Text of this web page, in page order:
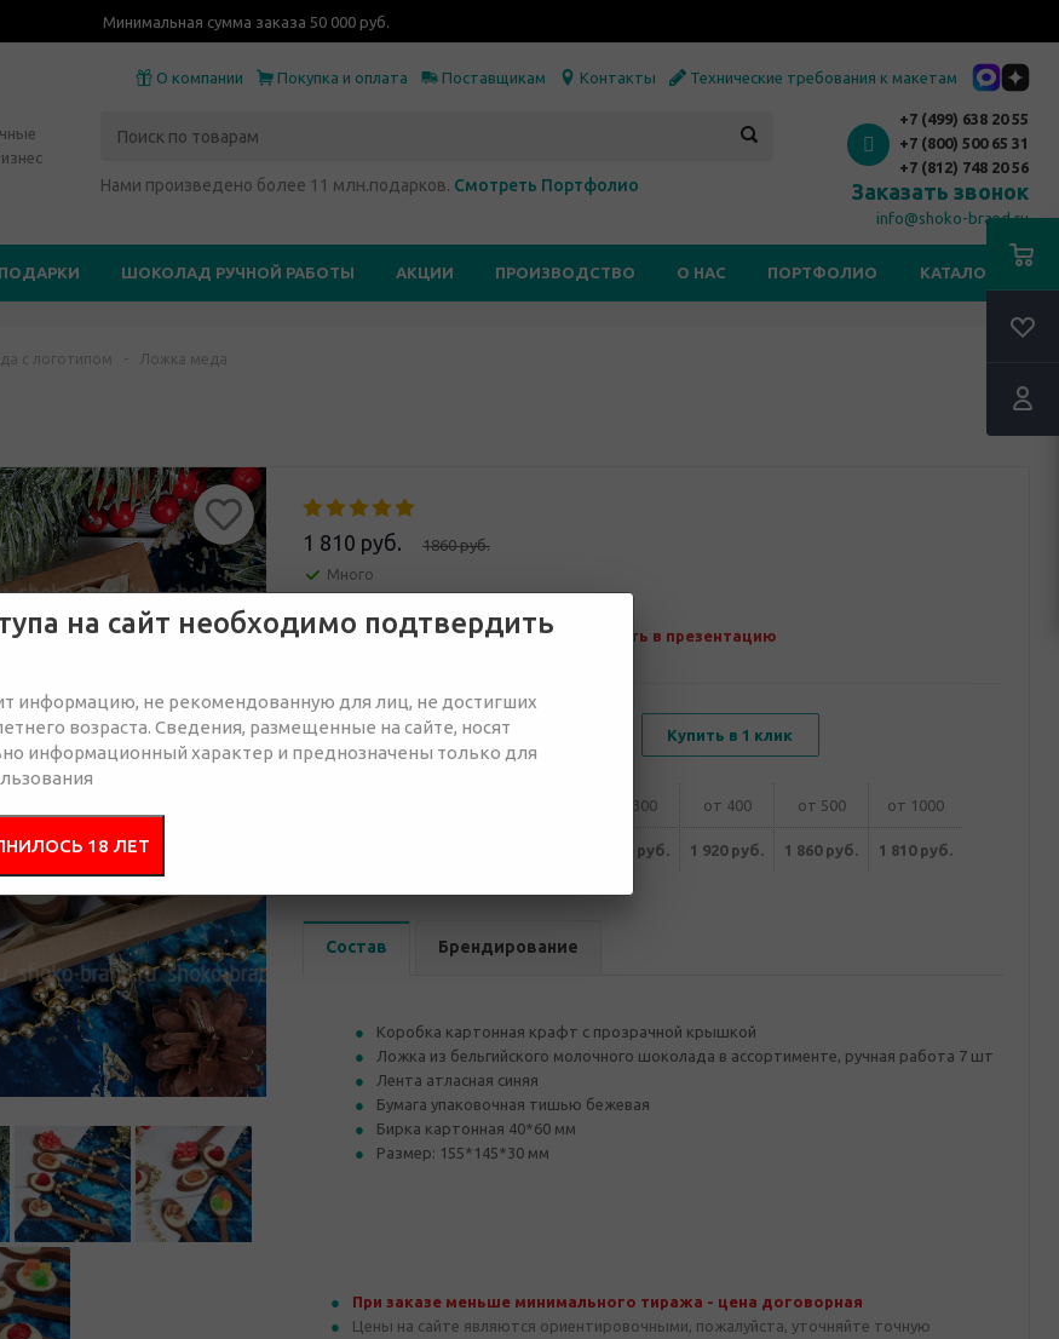
Минимальная сумма заказа 50 000 руб.
О компании Покупка и оплата Поставщикам Контакты Технические требования к макетам
Нами произведено более 11 млн.подарков. Смотреть Портфолио
+7 (499) 638 20 55
+7 (800) 500 65 31
+7 (812) 748 20 56
Заказать звонок
info@shoko-brand.ru
ШОКОЛАД РУЧНОЙ РАБОТЫ АКЦИИ ПРОИЗВОДСТВО О НАС ПОРТФОЛИО КАТАЛОГИ
с логотипом - Ложка меда
1860 руб.
1 810 руб.
Много
Отправить запрос Добавить в презентацию
Купить в 1 клик
от 300 от 400 от 500 от 1000
1 970 руб. 1 920 руб. 1 860 руб. 1 810 руб.
Состав Брендирование
Коробка картонная крафт с прозрачной крышкой
Ложка из бельгийского молочного шоколада в ассортименте, ручная работа 7 шт
Лента атласная синяя
Бумага упаковочная тишью бежевая
Бирка картонная 40*60 мм
Размер: 155*145*30 мм
При заказе меньше минимального тиража - цена договорная
Цены на сайте являются ориентировочными, пожалуйста, уточняйте точную
на сайт необходимо подтвердить
информацию, не рекомендованную для лиц, не достигших
возраста. Сведения, размещенные на сайте, носят
информационный характер и преднозначены только для
18 ЛЕТ